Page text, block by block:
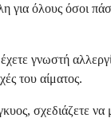
για όλους όσοι
γνωστή
του αίματος.